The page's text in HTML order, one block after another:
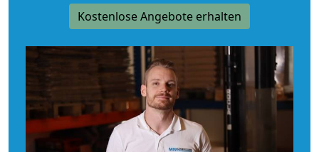
Kostenlose Angebote erhalten